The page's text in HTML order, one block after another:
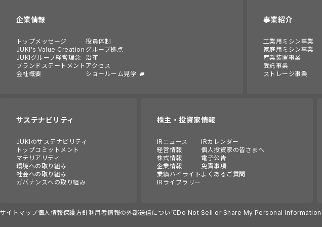
企業情報
トップメッセージ
JUKI's Value Creation
JUKIグループ経営理念
ブランドステートメント
会社概要
役員体制
グループ拠点
沿革
アクセス
ショールーム見学
事業紹介
工業用ミシン事業
家庭用ミシン事業
産業装置事業
受託事業
ストレージ事業
サステナビリティ
JUKIのサステナビリティ
トップコミットメント
マテリアリティ
環境への取り組み
社会への取り組み
ガバナンスへの取り組み
株主・投資家情報
IRニュース
経営情報
株式情報
企業情報
業績ハイライト
IRライブラリー
IRカレンダー
個人投資家の皆さまへ
電子公告
免責事項
よくあるご質問
サイトマップ個人情報保護方針利用者情報の外部送信についてDo Not Sell or Share My Personal Information